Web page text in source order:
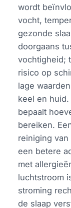
wordt
vocht,
gezonde
doorgaans
vochtigheid;
risico op
lage
keel en
bepaalt
bereiken.
reiniging
een betere
met
luchtstroom
stroming
de slaap